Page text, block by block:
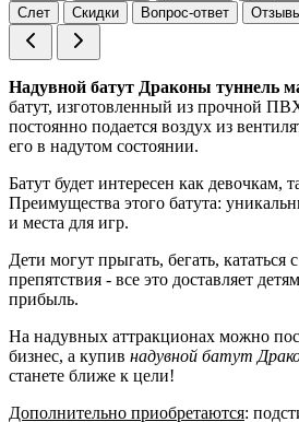
Слет
Скидки Вопрос-ответ
Надувной батут Драконы туннель
батут, изготовленный из прочной
постоянно подается воздух из
его в надутом состоянии.
Батут будет интересен как девочкам,
Преимущества этого батута:
и места для игр.
Дети могут прыгать, бегать, кататься
препятствия - все это доставляет
прибыль.
На надувных аттракционах можно
бизнес, а купив надувной батут
станете ближе к цели!
Дополнительно приобретаются: